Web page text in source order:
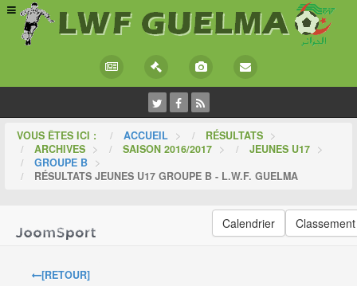
VOUS ÊTES ICI : ACCUEIL > RÉSULTATS >
ARCHIVES > SAISON 2016/2017 > JEUNES U17 >
GROUPE B >
RÉSULTATS JEUNES U17 GROUPE B - L.W.F. GUELMA
Calendrier Classement
[RETOUR]